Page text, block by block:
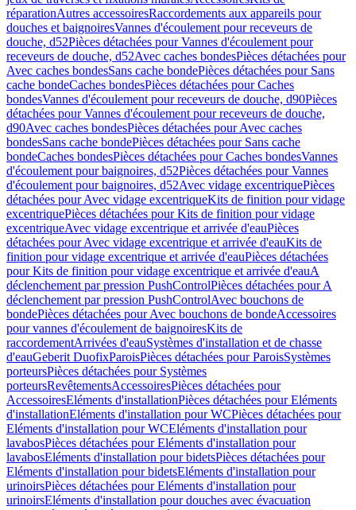
réparationAutres accessoiresRaccordements aux appareils pour
douches et baignoiresVannes d'écoulement pour receveurs de
douche, d52Pièces détachées pour Vannes d'écoulement pour
receveurs de douche, d52Avec caches bondesPièces détachées pour
Avec caches bondesSans cache bondePièces détachées pour Sans
cache bondeCaches bondesPièces détachées pour Caches
bondesVannes d'écoulement pour receveurs de douche, d90Pièces
détachées pour Vannes d'écoulement pour receveurs de douche,
d90Avec caches bondesPièces détachées pour Avec caches
bondesSans cache bondePièces détachées pour Sans cache
bondeCaches bondesPièces détachées pour Caches bondesVannes
d'écoulement pour baignoires, d52Pièces détachées pour Vannes
d'écoulement pour baignoires, d52Avec vidage excentriquePièces
détachées pour Avec vidage excentriqueKits de finition pour vidage
excentriquePièces détachées pour Kits de finition pour vidage
excentriqueAvec vidage excentrique et arrivée d'eauPièces
détachées pour Avec vidage excentrique et arrivée d'eauKits de
finition pour vidage excentrique et arrivée d'eauPièces détachées
pour Kits de finition pour vidage excentrique et arrivée d'eauA
déclenchement par pression PushControlPièces détachées pour A
déclenchement par pression PushControlAvec bouchons de
bondePièces détachées pour Avec bouchons de bondeAccessoires
pour vannes d'écoulement de baignoiresKits de
raccordementArrivées d'eauSystèmes d'installation et de chasse
d'eauGeberit DuofixParoisPièces détachées pour ParoisSystèmes
porteursPièces détachées pour Systèmes
porteursRevêtementsAccessoiresPièces détachées pour
AccessoiresEléments d'installationPièces détachées pour Eléments
d'installationEléments d'installation pour WCPièces détachées pour
Eléments d'installation pour WCEléments d'installation pour
lavabosPièces détachées pour Eléments d'installation pour
lavabosEléments d'installation pour bidetsPièces détachées pour
Eléments d'installation pour bidetsEléments d'installation pour
urinoirsPièces détachées pour Eléments d'installation pour
urinoirsEléments d'installation pour douches avec évacuation